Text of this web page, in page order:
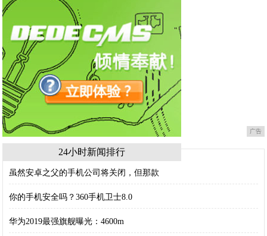
广告
24小时新闻排行
虽然安卓之父的手机公司将关闭，但那款
你的手机安全吗？360手机卫士8.0
华为2019最强旗舰曝光：4600m